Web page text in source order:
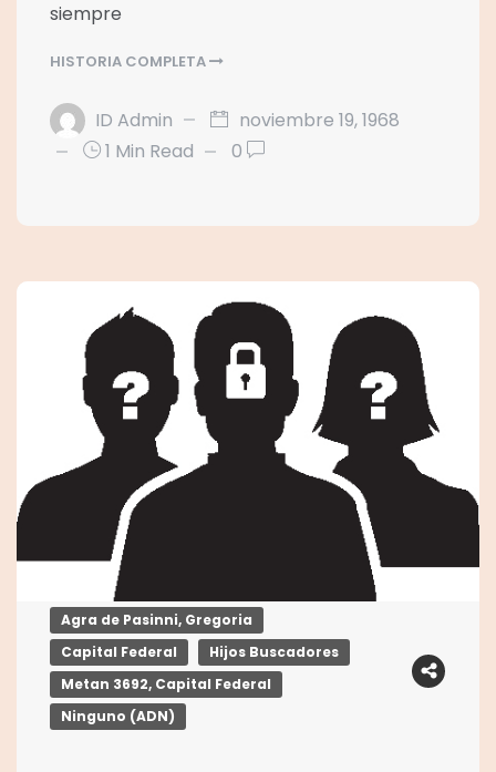
siempre
HISTORIA COMPLETA
ID Admin
noviembre 19, 1968
1 Min Read
0
Agra de Pasinni, Gregoria
Capital Federal
Hijos Buscadores
Metan 3692, Capital Federal
Ninguno (ADN)